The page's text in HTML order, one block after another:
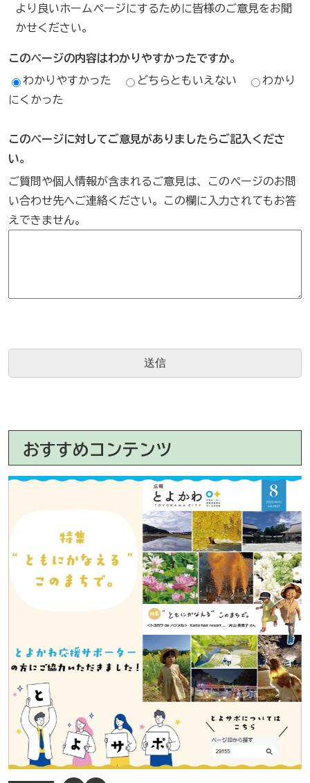
より良いホームページにするために皆様のご意見をお聞
かせください。
このページの内容はわかりやすかったですか。
わかりやすかった どちらともいえない
わかり
にくかった
このページに対してご意見がありましたらご記入くださ
い。
ご質問や個人情報が含まれるご意見は、このページのお問
い合わせ先へご連絡ください。この欄に入力されてもお答
えできません。
おすすめコンテンツ